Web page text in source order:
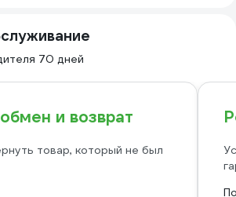
70 дней
и возврат
товар, который не был